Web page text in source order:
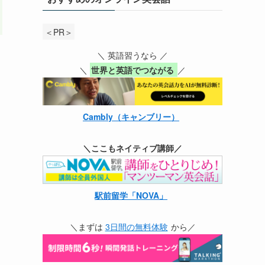
＜PR＞
＼ 英語習うなら ／
＼ 世界と英語でつながる ／
Cambly（キャンブリー）
＼ここもネイティブ講師／
駅前留学「NOVA」
＼まずは 3日間の無料体験 から／